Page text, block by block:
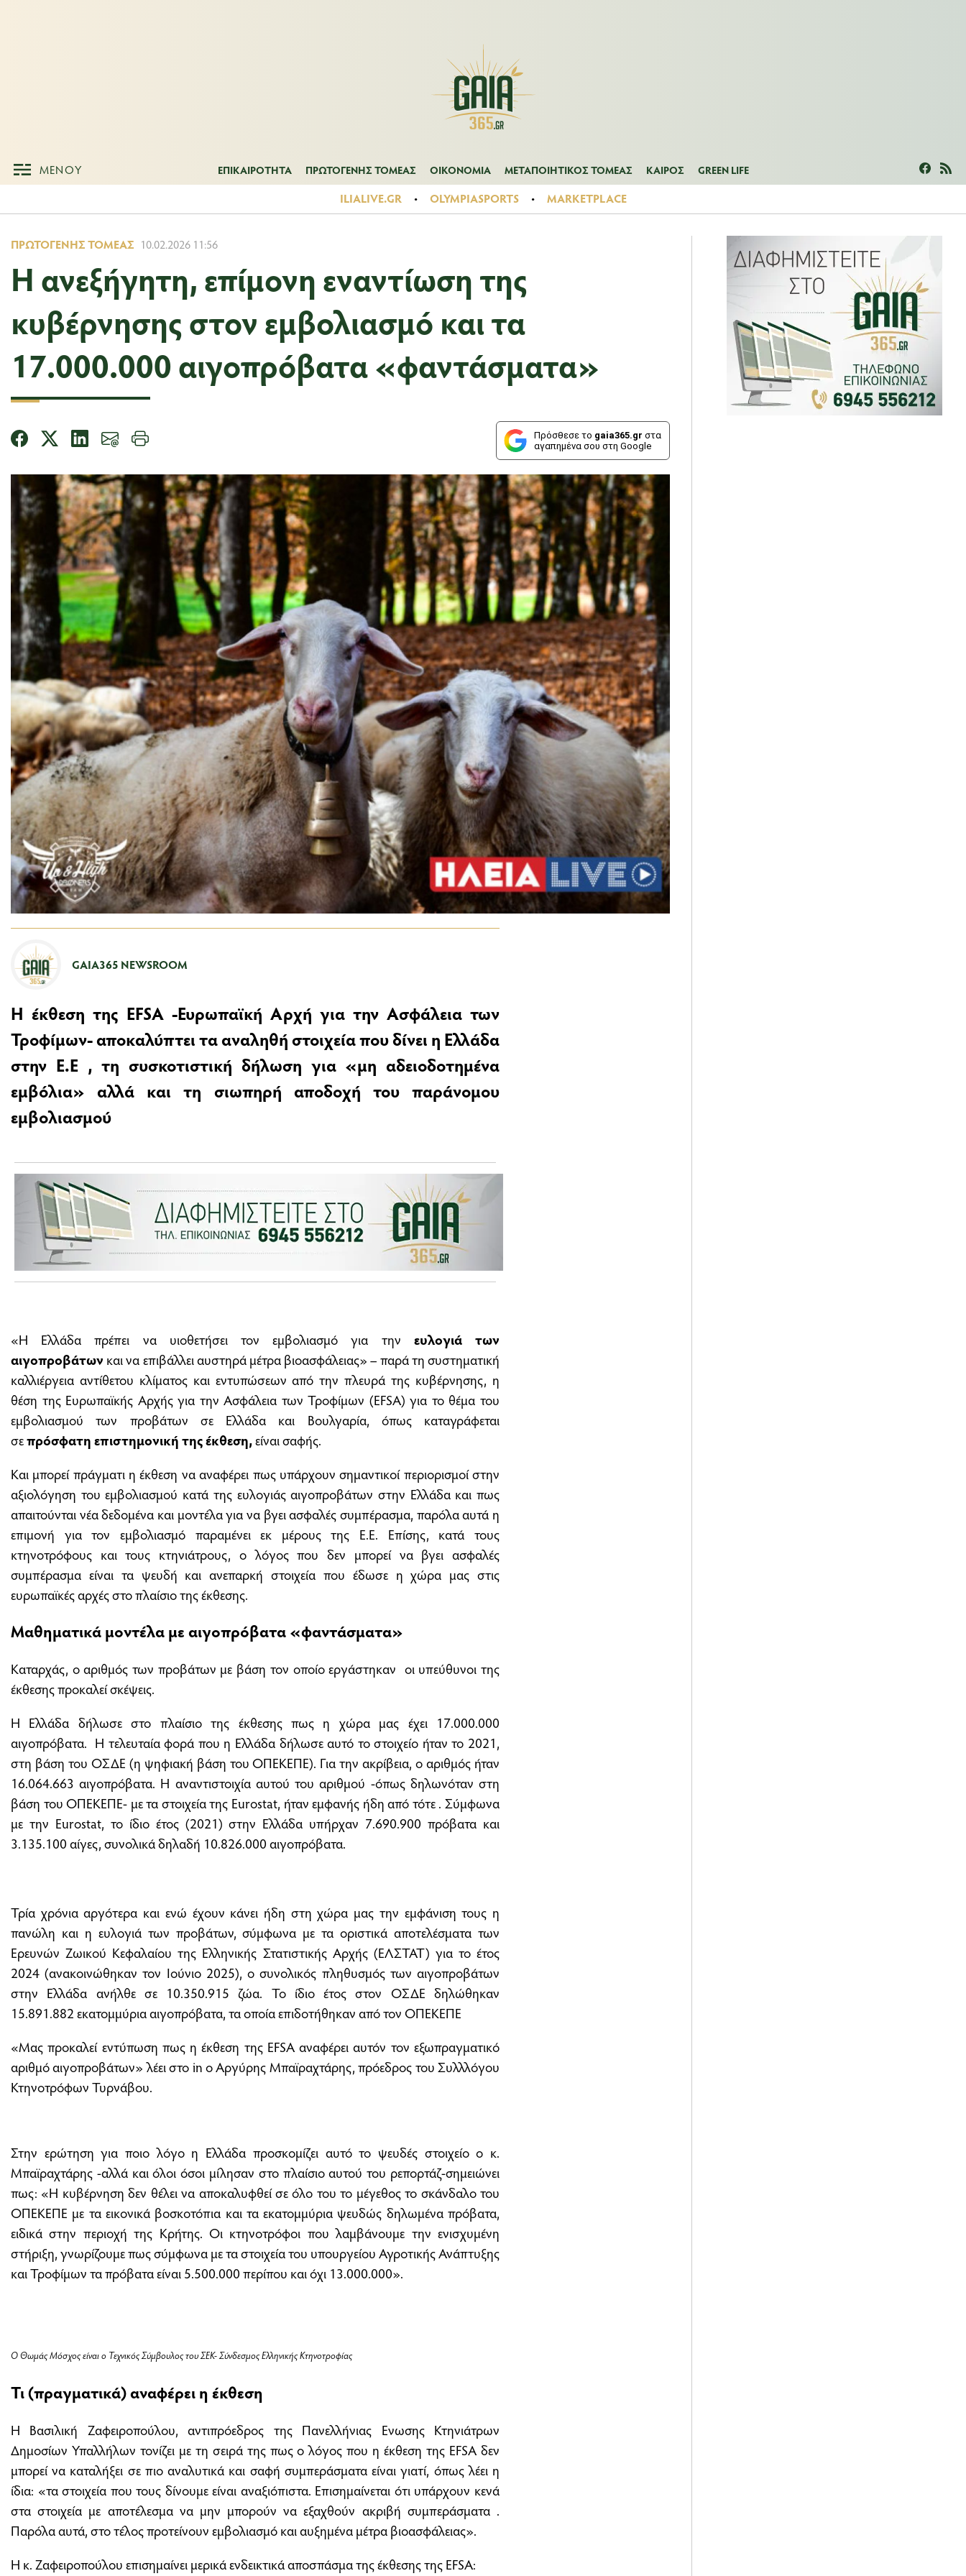
ΜΕΝΟΥ ΕΠΙΚΑΙΡΟΤΗΤΑ ΠΡΩΤΟΓΕΝΗΣ ΤΟΜΕΑΣ ΟΙΚΟΝΟΜΙΑ ΜΕΤΑΠΟΙΗΤΙΚΟΣ ΤΟΜΕΑΣ ΚΑΙΡΟΣ GREEN LIFE
ILIALIVE.GR OLYMPIASPORTS MARKETPLACE
ΠΡΩΤΟΓΕΝΉΣ ΤΟΜΈΑΣ 10.02.2026 11:56
Η ανεξήγητη, επίμονη εναντίωση της
κυβέρνησης στον εμβολιασμό και τα
17.000.000 αιγοπρόβατα «φαντάσματα»
Πρόσθεσε το gaia365.gr στα
αγαπημένα σου στη Google
GAIA365 NEWSROOM
Η έκθεση της EFSA -Ευρωπαϊκή Αρχή για την Ασφάλεια των
Τροφίμων- αποκαλύπτει τα αναληθή στοιχεία που δίνει η Ελλάδα
στην Ε.Ε , τη συσκοτιστική δήλωση για «μη αδειοδοτημένα
εμβόλια» αλλά και τη σιωπηρή αποδοχή του παράνομου
εμβολιασμού
«Η Ελλάδα πρέπει να υιοθετήσει τον εμβολιασμό για την ευλογιά των
αιγοπροβάτων και να επιβάλλει αυστηρά μέτρα βιοασφάλειας» – παρά τη συστηματική
καλλιέργεια αντίθετου κλίματος και εντυπώσεων από την πλευρά της κυβέρνησης, η
θέση της Ευρωπαϊκής Αρχής για την Ασφάλεια των Τροφίμων (EFSA) για το θέμα του
εμβολιασμού των προβάτων σε Ελλάδα και Βουλγαρία, όπως καταγράφεται
σεπρόσφατη επιστημονική της έκθεση,είναι σαφής.
Και μπορεί πράγματι η έκθεση να αναφέρει πως υπάρχουν σημαντικοί περιορισμοί στην
αξιολόγηση του εμβολιασμού κατά της ευλογιάς αιγοπροβάτων στην Ελλάδα και πως
απαιτούνται νέα δεδομένα και μοντέλα για να βγει ασφαλές συμπέρασμα, παρόλα αυτά η
επιμονή για τον εμβολιασμό παραμένει εκ μέρους της Ε.Ε. Επίσης, κατά τους
κτηνοτρόφους και τους κτηνιάτρους, ο λόγος που δεν μπορεί να βγει ασφαλές
συμπέρασμα είναι τα ψευδή και ανεπαρκή στοιχεία που έδωσε η χώρα μας στις
ευρωπαϊκές αρχές στο πλαίσιο της έκθεσης.
Μαθηματικά μοντέλα με αιγοπρόβατα «φαντάσματα»
Καταρχάς, o αριθμός των προβάτων με βάση τον οποίο εργάστηκαν οι υπεύθυνοι της
έκθεσης προκαλεί σκέψεις.
Η Ελλάδα δήλωσε στο πλαίσιο της έκθεσης πως η χώρα μας έχει 17.000.000
αιγοπρόβατα. Η τελευταία φορά που η Ελλάδα δήλωσε αυτό το στοιχείο ήταν το 2021,
στη βάση του ΟΣΔΕ (η ψηφιακή βάση του ΟΠΕΚΕΠΕ). Για την ακρίβεια, ο αριθμός ήταν
16.064.663 αιγοπρόβατα. Η αναντιστοιχία αυτού του αριθμού -όπως δηλωνόταν στη
βάση του ΟΠΕΚΕΠΕ- με τα στοιχεία της Eurostat, ήταν εμφανής ήδη από τότε . Σύμφωνα
με την Eurostat, το ίδιο έτος (2021) στην Ελλάδα υπήρχαν 7.690.900 πρόβατα και
3.135.100 αίγες, συνολικά δηλαδή 10.826.000 αιγοπρόβατα.
Τρία χρόνια αργότερα και ενώ έχουν κάνει ήδη στη χώρα μας την εμφάνιση τους η
πανώλη και η ευλογιά των προβάτων, σύμφωνα με τα οριστικά αποτελέσματα των
Ερευνών Ζωικού Κεφαλαίου της Ελληνικής Στατιστικής Αρχής (ΕΛΣΤΑΤ) για το έτος
2024 (ανακοινώθηκαν τον Ιούνιο 2025), ο συνολικός πληθυσμός των αιγοπροβάτων
στην Ελλάδα ανήλθε σε 10.350.915 ζώα. Το ίδιο έτος στον ΟΣΔΕ δηλώθηκαν
15.891.882 εκατομμύρια αιγοπρόβατα, τα οποία επιδοτήθηκαν από τον ΟΠΕΚΕΠΕ
«Μας προκαλεί εντύπωση πως η έκθεση της EFSA αναφέρει αυτόν τον εξωπραγματικό
αριθμό αιγοπροβάτων» λέει στο in o Αργύρης Μπαϊραχτάρης, πρόεδρος του Συλλλόγου
Κτηνοτρόφων Τυρνάβου.
Στην ερώτηση για ποιο λόγο η Ελλάδα προσκομίζει αυτό το ψευδές στοιχείο ο κ.
Μπαϊραχτάρης -αλλά και όλοι όσοι μίλησαν στο πλαίσιο αυτού του ρεπορτάζ-σημειώνει
πως: «Η κυβέρνηση δεν θέλει να αποκαλυφθεί σε όλο του το μέγεθος το σκάνδαλο του
ΟΠΕΚΕΠΕ με τα εικονικά βοσκοτόπια και τα εκατομμύρια ψευδώς δηλωμένα πρόβατα,
ειδικά στην περιοχή της Κρήτης. Οι κτηνοτρόφοι που λαμβάνουμε την ενισχυμένη
στήριξη, γνωρίζουμε πως σύμφωνα με τα στοιχεία του υπουργείου Αγροτικής Ανάπτυξης
και Τροφίμων τα πρόβατα είναι 5.500.000 περίπου και όχι 13.000.000».
O Θωμάς Μόσχος είναι ο Τεχνικός Σύμβουλος του ΣΕΚ- Σύνδεσμος Ελληνικής Κτηνοτροφίας
Τι (πραγματικά) αναφέρει η έκθεση
Η Βασιλική Ζαφειροπούλου, αντιπρόεδρος της Πανελλήνιας Ενωσης Κτηνιάτρων
Δημοσίων Υπαλλήλων τονίζει με τη σειρά της πως ο λόγος που η έκθεση της EFSA δεν
μπορεί να καταλήξει σε πιο αναλυτικά και σαφή συμπεράσματα είναι γιατί, όπως λέει η
ίδια: «τα στοιχεία που τους δίνουμε είναι αναξιόπιστα. Επισημαίνεται ότι υπάρχουν κενά
στα στοιχεία με αποτέλεσμα να μην μπορούν να εξαχθούν ακριβή συμπεράσματα .
Παρόλα αυτά, στο τέλος προτείνουν εμβολιασμό και αυξημένα μέτρα βιοασφάλειας».
Η κ. Ζαφειροπούλου επισημαίνει μερικά ενδεικτικά αποσπάσμα της έκθεσης της EFSA: